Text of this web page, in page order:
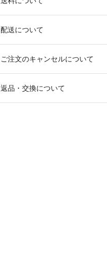
配送について
ご注文のキャンセルについて
返品・交換について